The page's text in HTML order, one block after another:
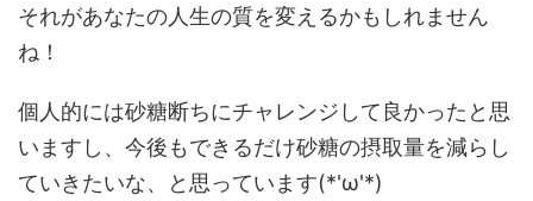
それがあなたの人生の質を変えるかもしれません
ね！
個人的には砂糖断ちにチャレンジして良かったと思
いますし、今後もできるだけ砂糖の摂取量を減らし
ていきたいな、と思っています(*'ω'*)